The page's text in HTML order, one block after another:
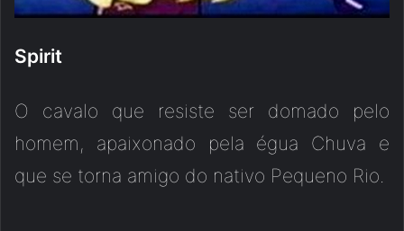
Spirit
O cavalo que resiste ser domado pelo
homem, apaixonado pela égua Chuva e
que se torna amigo do nativo Pequeno Rio.